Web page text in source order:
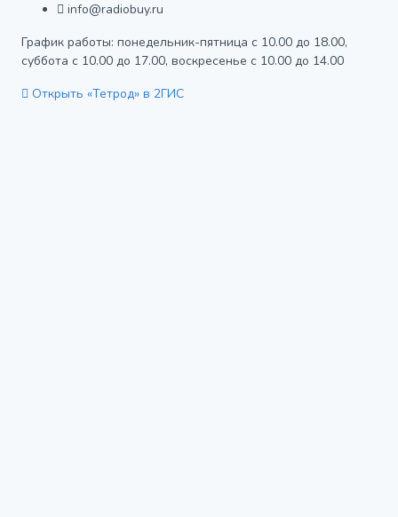
info@radiobuy.ru
График работы: понедельник-пятница с 10.00 до 18.00,
суббота с 10.00 до 17.00, воскресенье с 10.00 до 14.00
Открыть «Тетрод» в 2ГИС